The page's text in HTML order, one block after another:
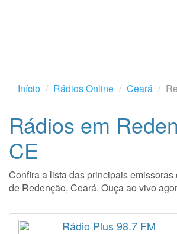
Início Rádios Online Ceará
Rádios em
CE
Confira a lista das principais
de Redenção, Ceará. Ouça ao vivo
Rádio Plus 98.7 FM